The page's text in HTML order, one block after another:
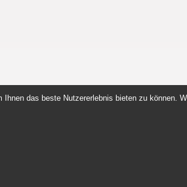
Ihnen das beste Nutzererlebnis bieten zu können.